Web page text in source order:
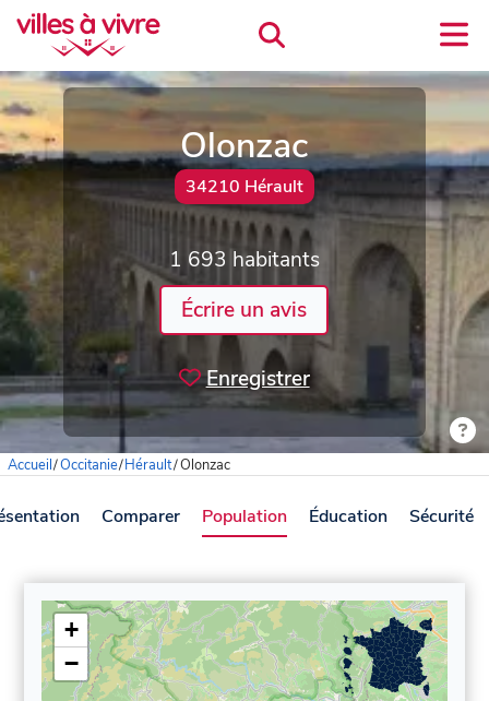
Olonzac
34210 Hérault
1 693 habitants
Écrire un avis
Enregistrer
Accueil/Occitanie/Hérault/Olonzac
Comparer Population Éducation Sécurité
+
−